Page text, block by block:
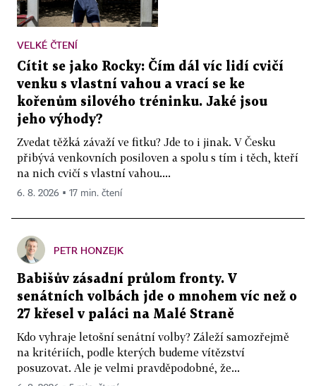
VELKÉ ČTENÍ
Cítit se jako Rocky: Čím dál víc lidí cvičí
venku s vlastní vahou a vrací se ke
kořenům silového tréninku. Jaké jsou
jeho výhody?
Zvedat těžká závaží ve fitku? Jde to i jinak. V Česku
přibývá venkovních posiloven a spolu s tím i těch, kteří
na nich cvičí s vlastní vahou....
6. 8. 2026 ▪ 17 min. čtení
PETR HONZEJK
Babišův zásadní průlom fronty. V
senátních volbách jde o mnohem víc než o
27 křesel v paláci na Malé Straně
Kdo vyhraje letošní senátní volby? Záleží samozřejmě
na kritériích, podle kterých budeme vítězství
posuzovat. Ale je velmi pravděpodobné, že...